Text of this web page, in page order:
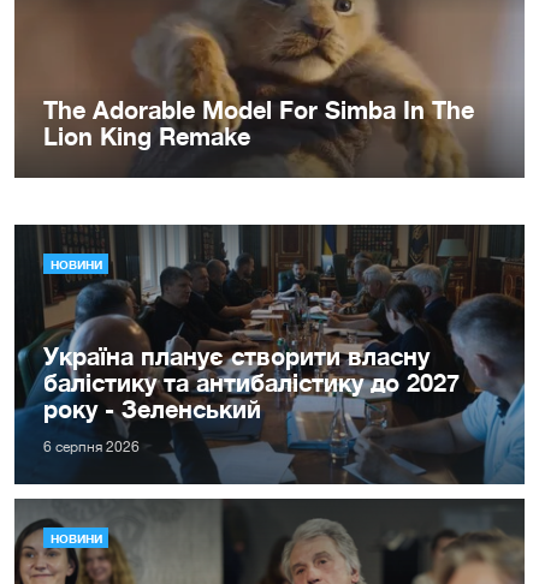
НОВИНИ
Україна планує створити власну
балістику та антибалістику до 2027
року - Зеленський
6 серпня 2026
НОВИНИ